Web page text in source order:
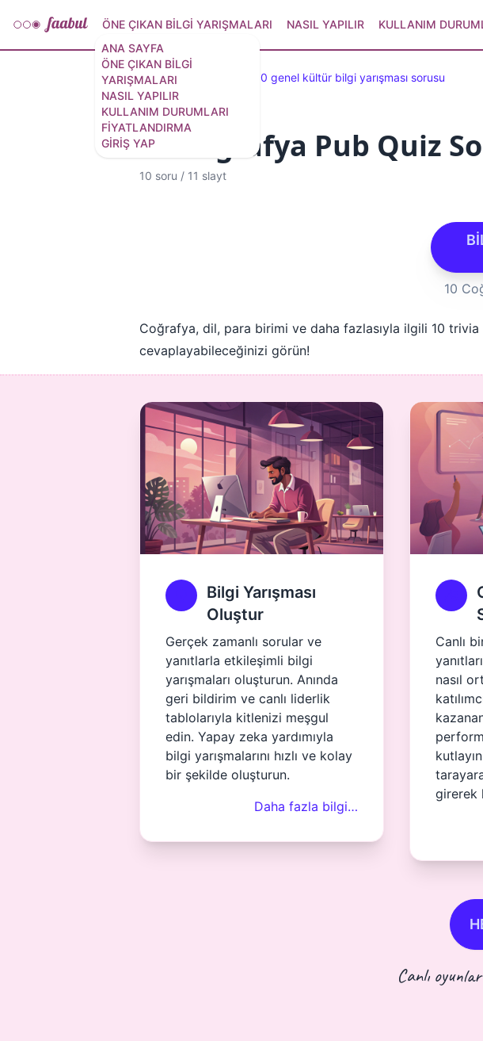
ANA SAYFA
ÖNE ÇIKAN BILGI
YARIŞMALARI
NASIL YAPILIR
KULLANIM DURUMLARI
FIYATLANDIRMA
GIRIŞ YAP
ÖNE ÇIKAN BILGI YARIŞMALARI NASIL YAPILIR KULLANIM
Öne çıkan testler 100 genel kültür bilgi yarışması sorusu
10 Coğrafya Pub Quiz
10 soru / 11 slayt
10
Coğrafya, dil, para birimi ve daha fazlasıyla ilgili 10
cevaplayabileceğinizi görün!
Bilgi Yarışması
Oluştur
Gerçek zamanlı sorular ve
yanıtlarla etkileşimli bilgi
yarışmaları oluşturun. Anında
geri bildirim ve canlı liderlik
tablolarıyla kitlenizi meşgul
edin. Yapay zeka yardımıyla
bilgi yarışmalarını hızlı ve kolay
bir şekilde oluşturun.
Daha fazla bilgi…
Canlı
nasıl
girerek
Canlı